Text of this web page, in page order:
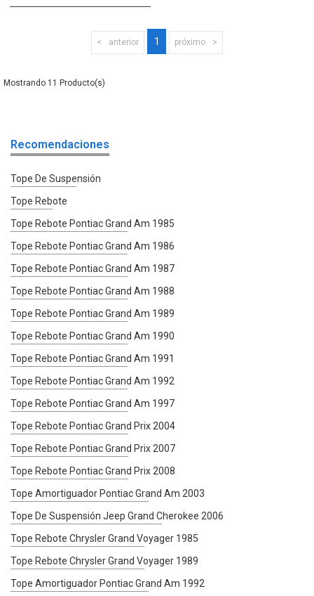
anterior 1 próximo
11
Recomendaciones
Tope De Suspensión
Tope Rebote
Tope Rebote Pontiac Grand Am 1985
Tope Rebote Pontiac Grand Am 1986
Tope Rebote Pontiac Grand Am 1987
Tope Rebote Pontiac Grand Am 1988
Tope Rebote Pontiac Grand Am 1989
Tope Rebote Pontiac Grand Am 1990
Tope Rebote Pontiac Grand Am 1991
Tope Rebote Pontiac Grand Am 1992
Tope Rebote Pontiac Grand Am 1997
Tope Rebote Pontiac Grand Prix 2004
Tope Rebote Pontiac Grand Prix 2007
Tope Rebote Pontiac Grand Prix 2008
Tope Amortiguador Pontiac Grand Am 2003
Tope De Suspensión Jeep Grand Cherokee 2006
Tope Rebote Chrysler Grand Voyager 1985
Tope Rebote Chrysler Grand Voyager 1989
Tope Amortiguador Pontiac Grand Am 1992